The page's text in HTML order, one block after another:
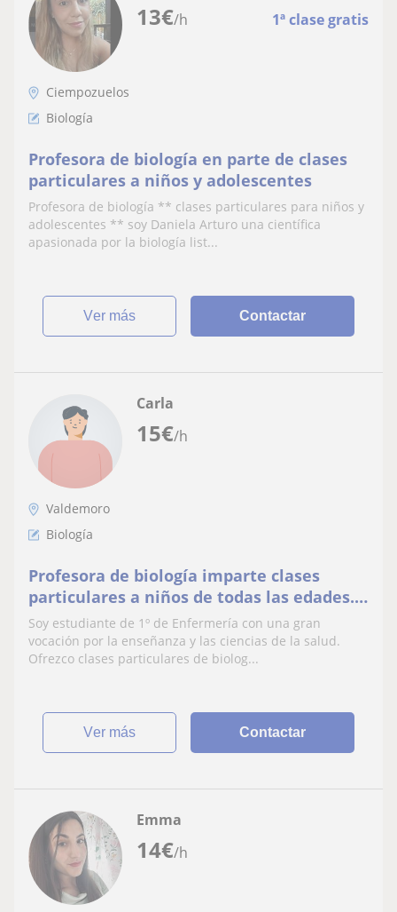
13€/h 1ª clase gratis
Ciempozuelos
Biología
Profesora de biología en parte de clases
particulares a niños y adolescentes
Profesora de biología ** clases particulares para niños y
adolescentes ** soy Daniela Arturo una científica
apasionada por la biología list...
ver más Contactar
15€/h
Carla
Valdemoro
Biología
Profesora de biología imparte clases
particulares a niños de todas las edades.
También puedo dar clases de otras
materias
Soy estudiante de 1º de Enfermería con una gran
vocación por la enseñanza y las ciencias de la salud.
Ofrezco clases particulares de biolog...
ver más Contactar
14€/h
Emma